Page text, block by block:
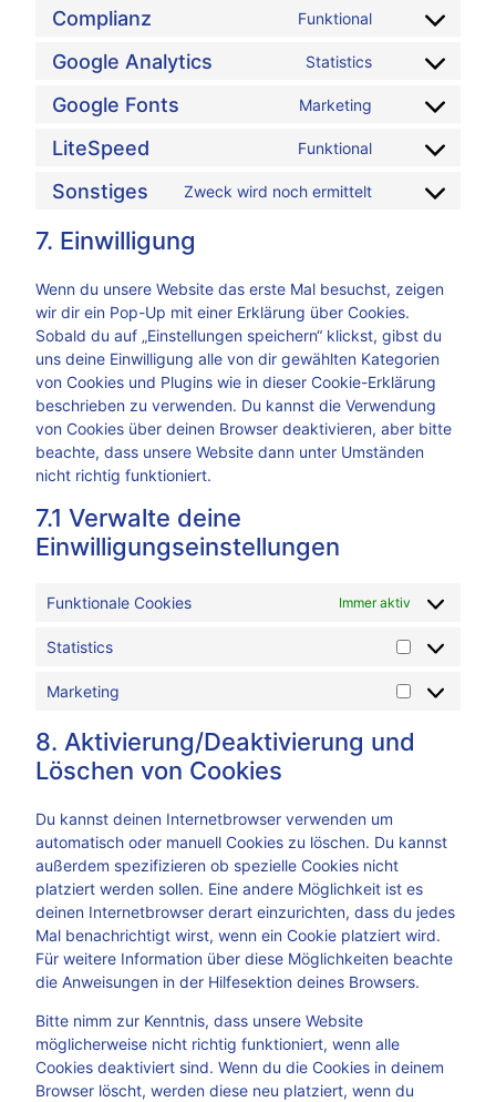
Complianz Funktional
Google Analytics Statistics
Google Fonts Marketing
LiteSpeed Funktional
Sonstiges Zweck wird noch ermittelt
7. Einwilligung
Wenn du unsere Website das erste Mal besuchst, zeigen
wir dir ein Pop-Up mit einer Erklärung über Cookies.
Sobald du auf „Einstellungen speichern“ klickst, gibst du
uns deine Einwilligung alle von dir gewählten Kategorien
von Cookies und Plugins wie in dieser Cookie-Erklärung
beschrieben zu verwenden. Du kannst die Verwendung
von Cookies über deinen Browser deaktivieren, aber bitte
beachte, dass unsere Website dann unter Umständen
nicht richtig funktioniert.
7.1 Verwalte deine
Einwilligungseinstellungen
Funktionale Cookies Immer aktiv
Statistics
Marketing
8. Aktivierung/Deaktivierung und
Löschen von Cookies
Du kannst deinen Internetbrowser verwenden um
automatisch oder manuell Cookies zu löschen. Du kannst
außerdem spezifizieren ob spezielle Cookies nicht
platziert werden sollen. Eine andere Möglichkeit ist es
deinen Internetbrowser derart einzurichten, dass du jedes
Mal benachrichtigt wirst, wenn ein Cookie platziert wird.
Für weitere Information über diese Möglichkeiten beachte
die Anweisungen in der Hilfesektion deines Browsers.
Bitte nimm zur Kenntnis, dass unsere Website
möglicherweise nicht richtig funktioniert, wenn alle
Cookies deaktiviert sind. Wenn du die Cookies in deinem
Browser löscht, werden diese neu platziert, wenn du